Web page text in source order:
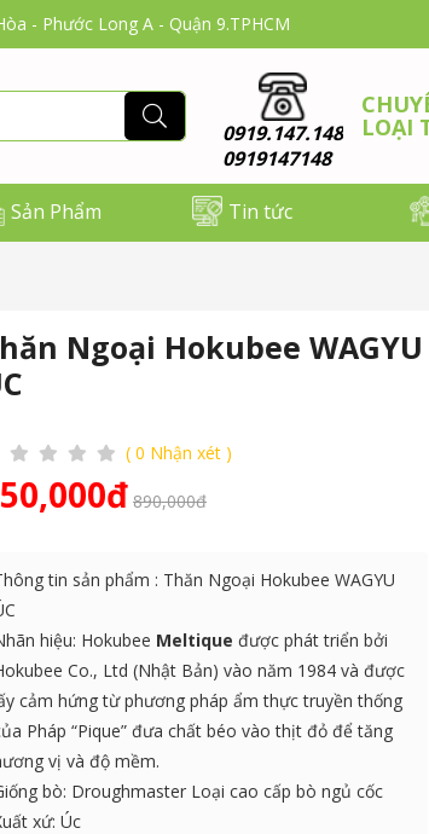
- Phước Long A - Quận 9.TPHCM
0919.147.148
0919147148
LOẠI
Sản Phẩm Tin tức
Ngoại Hokubee WAGYU
( 0 Nhận xét )
890,000đ
tin sản phẩm : Thăn Ngoại Hokubee WAGYU
hiệu: Hokubee Meltique được phát triển bởi
Co., Ltd (Nhật Bản) vào năm 1984 và được
cảm hứng từ phương pháp ẩm thực truyền thống
Pháp “Pique” đưa chất béo vào thịt đỏ để tăng
vị và độ mềm.
bò: Droughmaster Loại cao cấp bò ngủ cốc
xứ: Úc